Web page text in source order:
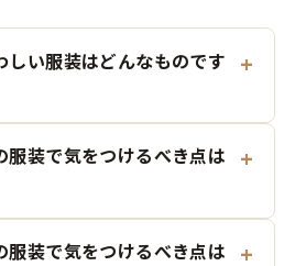
しい服装はどんなものです
服装で気をつけるべき点は
服装で気をつけるべき点は